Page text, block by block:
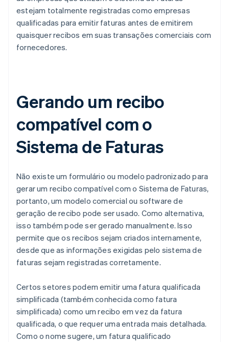
estejam totalmente registradas como empresas
qualificadas para emitir faturas antes de emitirem
quaisquer recibos em suas transações comerciais com
fornecedores.
Gerando um recibo
compatível com o
Sistema de Faturas
Não existe um formulário ou modelo padronizado para
gerar um recibo compatível com o Sistema de Faturas,
portanto, um modelo comercial ou software de
geração de recibo pode ser usado. Como alternativa,
isso também pode ser gerado manualmente. Isso
permite que os recibos sejam criados internamente,
desde que as informações exigidas pelo sistema de
faturas sejam registradas corretamente.
Certos setores podem emitir uma fatura qualificada
simplificada (também conhecida como fatura
simplificada) como um recibo em vez da fatura
qualificada, o que requer uma entrada mais detalhada.
Como o nome sugere, um fatura qualificado